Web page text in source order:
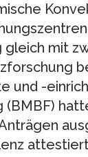
gleich mit
und -
(BMBF)